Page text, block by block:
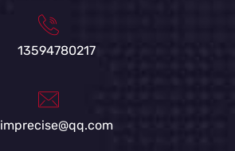
13594780217
imprecise@qq.com